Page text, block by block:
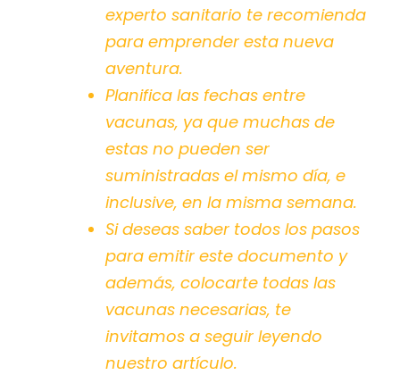
experto sanitario te recomienda
para emprender esta nueva
aventura.
Planifica las fechas entre
vacunas, ya que muchas de
estas no pueden ser
suministradas el mismo día, e
inclusive, en la misma semana.
Si deseas saber todos los pasos
para emitir este documento y
además, colocarte todas las
vacunas necesarias, te
invitamos a seguir leyendo
nuestro artículo.